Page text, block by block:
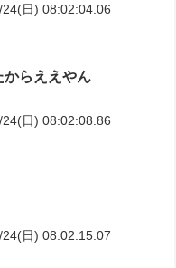
24(日) 08:02:04.06
からええやん
24(日) 08:02:08.86
24(日) 08:02:15.07